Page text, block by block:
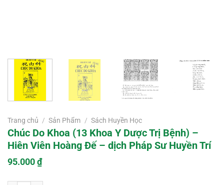
Trang chủ / Sản Phẩm / Sách Huyền Học
Chúc Do Khoa (13 Khoa Y Dược Trị Bệnh) –
Hiên Viên Hoàng Đế – dịch Pháp Sư Huyền Trí
95.000₫